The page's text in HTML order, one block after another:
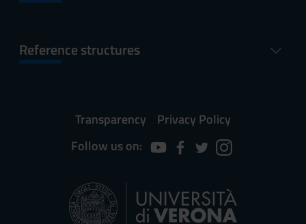
Reference structures
Transparency
Privacy Policy
Follow us on: